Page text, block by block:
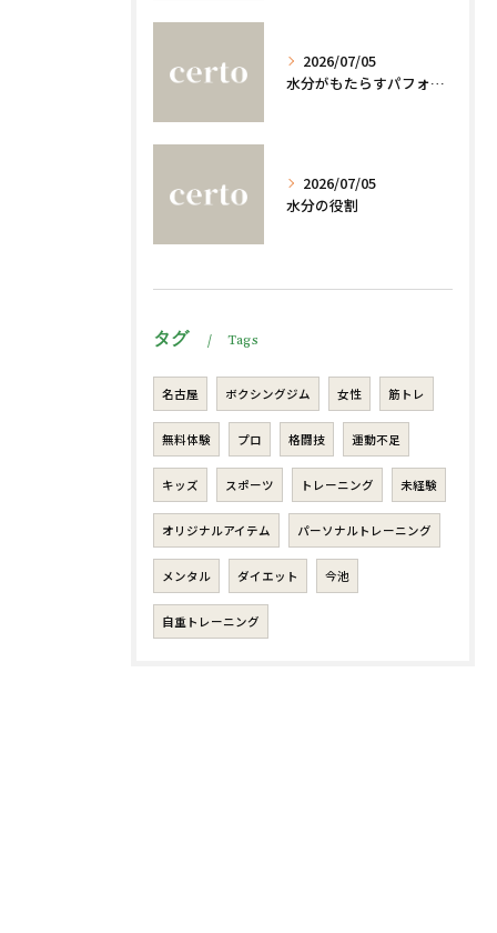
2026/07/05
水分がもたらすパフォーマンスへの影響
2026/07/05
水分の役割
タグ Tags
名古屋 ボクシングジム 女性 筋トレ
無料体験 プロ 格闘技 運動不足
キッズ スポーツ トレーニング 未経験
オリジナルアイテム パーソナルトレーニング
メンタル ダイエット 今池
自重トレーニング